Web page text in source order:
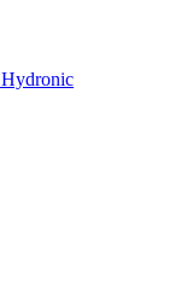
Hydronic